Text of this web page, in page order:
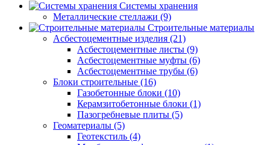
Системы хранения
Металлические стеллажи (9)
Строительные материалы
Асбестоцементные изделия (21)
Асбестоцементные листы (9)
Асбестоцементные муфты (6)
Асбестоцементные трубы (6)
Блоки строительные (16)
Газобетонные блоки (10)
Керамзитобетонные блоки (1)
Пазогребневые плиты (5)
Геоматериалы (5)
Геотекстиль (4)